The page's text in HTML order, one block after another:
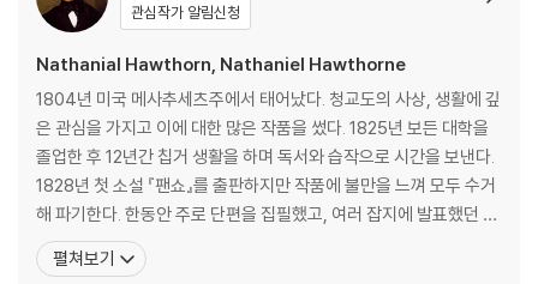
관심작가 알림신청
Nathanial Hawthorn, Nathaniel Hawthorne
1804년 미국 메사추세츠주에서 태어났다. 청교도의 사상, 생활에 깊
은 관심을 가지고 이에 대한 많은 작품을 썼다. 1825년 보든 대학을
졸업한 후 12년간 칩거 생활을 하며 독서와 습작으로 시간을 보낸다.
1828년 첫 소설 『팬쇼』를 출판하지만 작품에 불만을 느껴 모두 수거
해 파기한다. 한동안 주로 단편을 집필했고, 여러 잡지에 발표했던 작
품 중 18편을 추려 『트와이스 톨드 테일스』라는 단편집을 출간해 호
평을 받으며 이름을 알리게 된다. 독실한 청교도 집안에서 태어났지
펼쳐보기